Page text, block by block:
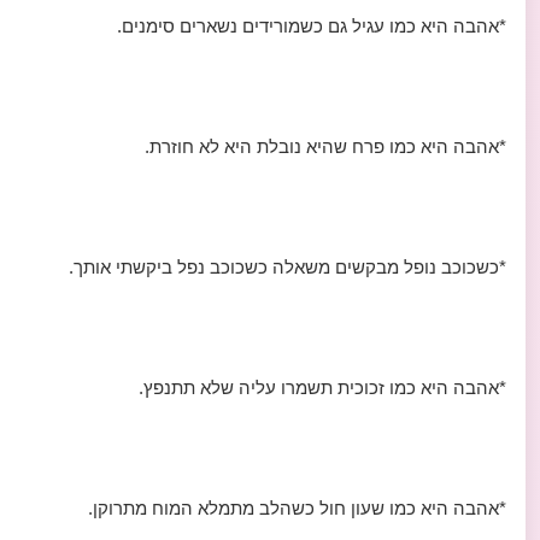
*אהבה היא כמו עגיל גם כשמורידים נשארים סימנים.
*אהבה היא כמו פרח שהיא נובלת היא לא חוזרת.
*כשכוכב נופל מבקשים משאלה כשכוכב נפל ביקשתי אותך.
*אהבה היא כמו זכוכית תשמרו עליה שלא תתנפץ.
*אהבה היא כמו שעון חול כשהלב מתמלא המוח מתרוקן.